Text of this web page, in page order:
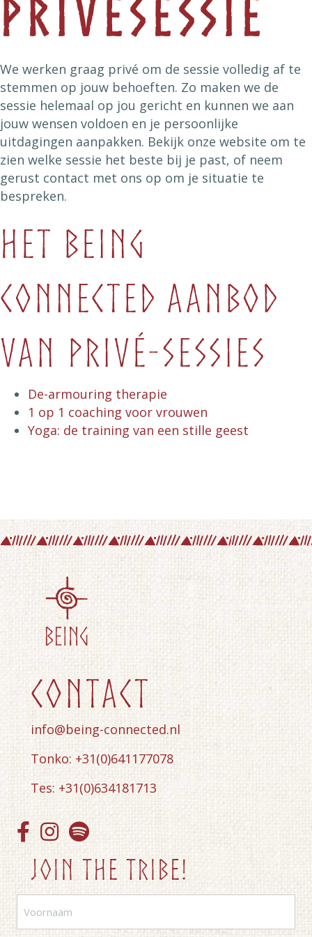
privésessie
We werken graag privé om de sessie volledig af te
stemmen op jouw behoeften. Zo maken we de
sessie helemaal op jou gericht en kunnen we aan
jouw wensen voldoen en je persoonlijke
uitdagingen aanpakken. Bekijk onze website om te
zien welke sessie het beste bij je past, of neem
gerust contact met ons op om je situatie te
bespreken.
Het Being
Connected aanbod
van privé-sessies
De-armouring therapie
1 op 1 coaching voor vrouwen
Yoga: de training van een stille geest
contact
info@being-connected.nl
Tonko: +31(0)641177078
Tes: +31(0)634181713
Join the tribe!
Voornaam